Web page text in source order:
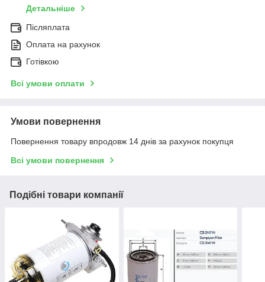
Детальніше
Післяплата
Оплата на рахунок
Готівкою
Всі умови оплати
Умови повернення
Повернення товару впродовж 14 днів за рахунок покупця
Всі умови повернення
Подібні товари компанії